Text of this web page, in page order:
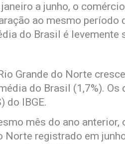
a junho, o
ao mesmo período
do Brasil é levemente
Grande do Norte
do Brasil (1,7%). Os
do IBGE.
mês do ano
Norte registrado em